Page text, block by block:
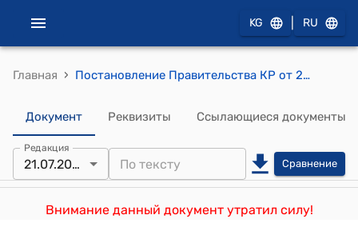
KG RU
Главная › Постановление Правительства КР от 20 июля 1999 года N 403 "О проекте Закона Кыргызской Республики "О ратификации Протокольного соглашения между Правительством Кыргызской Республики и Немецкой Гуманитарной Организацией "Германская Агроакция"
Документ Реквизиты Ссылающиеся документы
Редакция
21.07.2000 Сравнение
Внимание данный документ утратил силу!